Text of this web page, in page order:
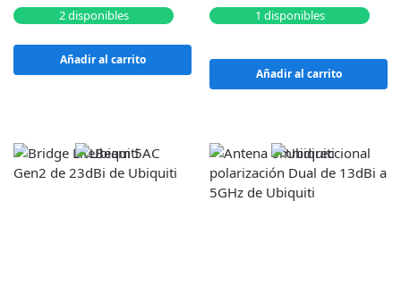
Añadir al carrito
2 disponibles
Añadir al carrito
1 disponibles